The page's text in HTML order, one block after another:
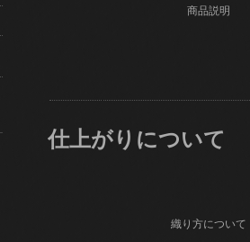
商品説明
仕上がりについて
織り方について